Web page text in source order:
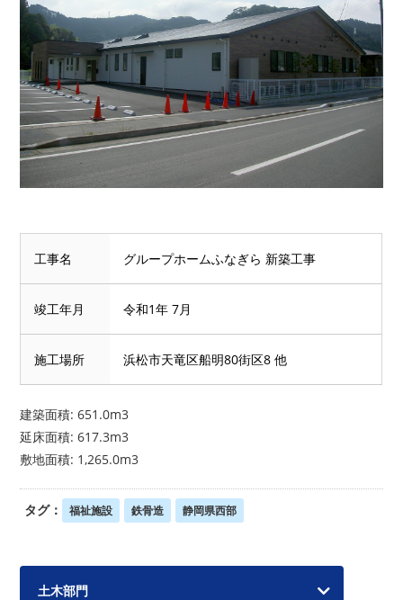
工事名 グループホームふなぎら 新築工事
竣工年月 令和1年 7月
施工場所 浜松市天竜区船明80街区8 他
建築面積: 651.0m3
延床面積: 617.3m3
敷地面積: 1,265.0m3
タグ： 福祉施設 鉄骨造 静岡県西部
土木部門